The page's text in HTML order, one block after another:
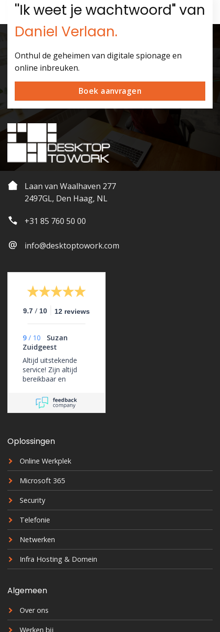
''Ik weet je wachtwoord" van
Daniel Verlaan.
Onthul de geheimen van digitale spionage en
online inbreuken.
Boek aanvragen
Laan van Waalhaven 277
2497GL, Den Haag, NL
+31 85 760 50 00
info@desktoptowork.com
9.7 / 10 12 reviews
9 / 10
Suzan
Zuidgeest
Altijd uitstekende
service! Zijn altijd
bereikbaar en
erg goed.
Oplossingen
Online Werkplek
Microsoft 365
Security
Telefonie
Netwerken
Infra Hosting & Domein
Algemeen
Over ons
Werken bij